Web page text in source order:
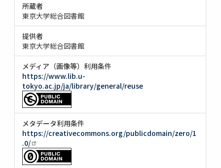
所蔵者
東京大学総合図書館
提供者
東京大学総合図書館
メディア（画像等）利用条件
https://www.lib.u-
tokyo.ac.jp/ja/library/general/reuse
メタデータ利用条件
https://creativecommons.org/publicdomain/zero/1
.0/